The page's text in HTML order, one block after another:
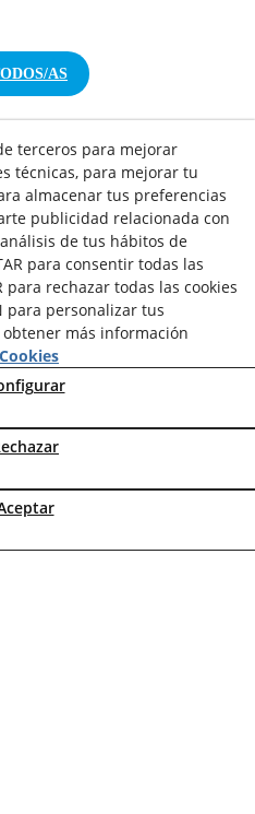
AS
terceros para mejorar
técnicas, para mejorar tu
almacenar tus preferencias
publicidad relacionada con
de tus hábitos de
para consentir todas las
para rechazar todas las cookies
para personalizar tus
más información